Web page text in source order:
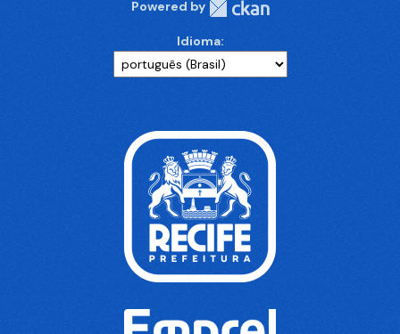
Powered by
Idioma